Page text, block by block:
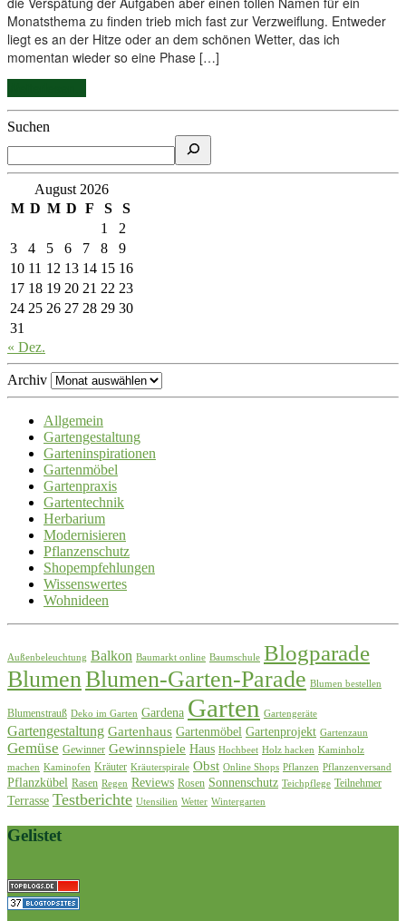
Monatsthema zu finden trieb mich fast zur Verzweiflung. Entweder
liegt es an der Hitze oder an dem schönen Wetter, das ich
momentan wieder so eine Phase […]
Suchen
August 2026
M D M D F S
S
1
2
3
4 5 6 7 8
9
10 11 12 13 14 15 16
17 18 19 20 21 22 23
24 25 26 27 28 29 30
31
« Dez.
Archiv
Allgemein
Gartengestaltung
Garteninspirationen
Gartenmöbel
Gartenpraxis
Gartentechnik
Herbarium
Modernisieren
Pflanzenschutz
Shopempfehlungen
Wissenswertes
Wohnideen
Außenbeleuchtung Balkon Baumarkt online Baumschule Blogparade
BlumenBlumen-Garten-Parade Blumen bestellen
Blumenstrauß Deko im Garten Gardena Garten Gartengeräte
Gartengestaltung Gartenhaus Gartenmöbel Gartenprojekt Gartenzaun
Gemüse Gewinner Gewinnspiele Haus Hochbeet Holz hacken Kaminholz
machen Kaminofen Kräuter Kräuterspirale Obst Online Shops Pflanzen Pflanzenversand
Pflanzkübel Rasen Regen Reviews Rosen Sonnenschutz Teichpflege Teilnehmer
Terrasse Testberichte Utensilien Wetter Wintergarten
Gelistet